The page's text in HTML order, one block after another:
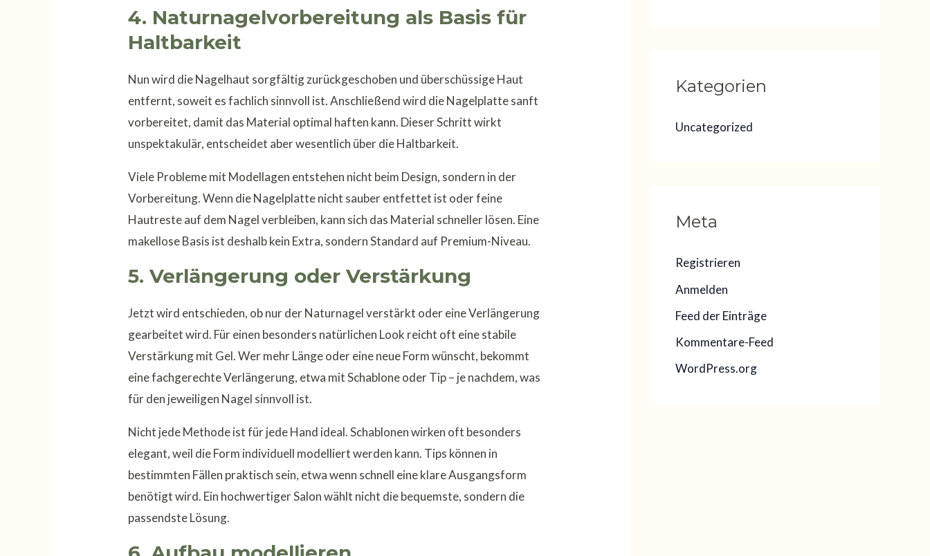
4. Naturnagelvorbereitung als Basis für
Haltbarkeit
Nun wird die Nagelhaut sorgfältig zurückgeschoben und überschüssige Haut
entfernt, soweit es fachlich sinnvoll ist. Anschließend wird die Nagelplatte sanft
vorbereitet, damit das Material optimal haften kann. Dieser Schritt wirkt
unspektakulär, entscheidet aber wesentlich über die Haltbarkeit.
Viele Probleme mit Modellagen entstehen nicht beim Design, sondern in der
Vorbereitung. Wenn die Nagelplatte nicht sauber entfettet ist oder feine
Hautreste auf dem Nagel verbleiben, kann sich das Material schneller lösen. Eine
makellose Basis ist deshalb kein Extra, sondern Standard auf Premium-Niveau.
5. Verlängerung oder Verstärkung
Jetzt wird entschieden, ob nur der Naturnagel verstärkt oder eine Verlängerung
gearbeitet wird. Für einen besonders natürlichen Look reicht oft eine stabile
Verstärkung mit Gel. Wer mehr Länge oder eine neue Form wünscht, bekommt
eine fachgerechte Verlängerung, etwa mit Schablone oder Tip – je nachdem, was
für den jeweiligen Nagel sinnvoll ist.
Nicht jede Methode ist für jede Hand ideal. Schablonen wirken oft besonders
elegant, weil die Form individuell modelliert werden kann. Tips können in
bestimmten Fällen praktisch sein, etwa wenn schnell eine klare Ausgangsform
benötigt wird. Ein hochwertiger Salon wählt nicht die bequemste, sondern die
passendste Lösung.
Kategorien
Uncategorized
Meta
Registrieren
Anmelden
Feed der Einträge
Kommentare-Feed
WordPress.org